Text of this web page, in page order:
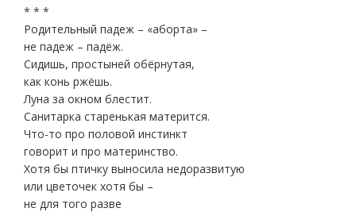
* * *
Родительный падеж – «аборта» –
не падеж – падёж.
Сидишь, простыней обёрнутая,
как конь ржёшь.
Луна за окном блестит.
Санитарка старенькая матерится.
Что-то про половой инстинкт
говорит и про материнство.
Хотя бы птичку выносила недоразвитую
или цветочек хотя бы –
не для того разве